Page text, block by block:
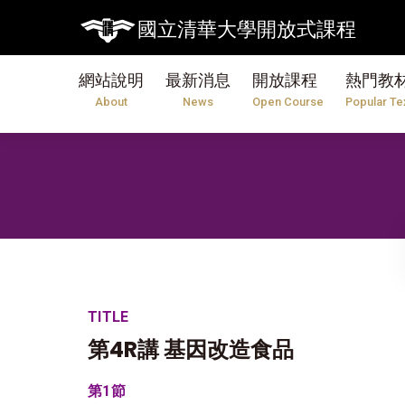
國立清華大學開放式課程
網站說明
About
最新消息
News
開放課程
Open Course
熱門教
Popular
TITLE
第4R講 基因改造食品
第1節